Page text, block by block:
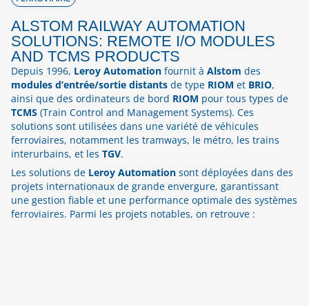
ALSTOM RAILWAY AUTOMATION
SOLUTIONS: REMOTE I/O MODULES
AND TCMS PRODUCTS
Depuis 1996, Leroy Automation fournit à Alstom des
modules d’entrée/sortie distants de type RIOM et BRIO,
ainsi que des ordinateurs de bord RIOM pour tous types de
TCMS (Train Control and Management Systems). Ces
solutions sont utilisées dans une variété de véhicules
ferroviaires, notamment les tramways, le métro, les trains
interurbains, et les TGV.
Les solutions de Leroy Automation sont déployées dans des
projets internationaux de grande envergure, garantissant
une gestion fiable et une performance optimale des systèmes
ferroviaires. Parmi les projets notables, on retrouve :